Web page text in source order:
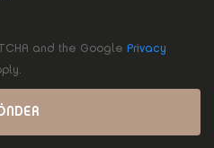
and the Google Privacy